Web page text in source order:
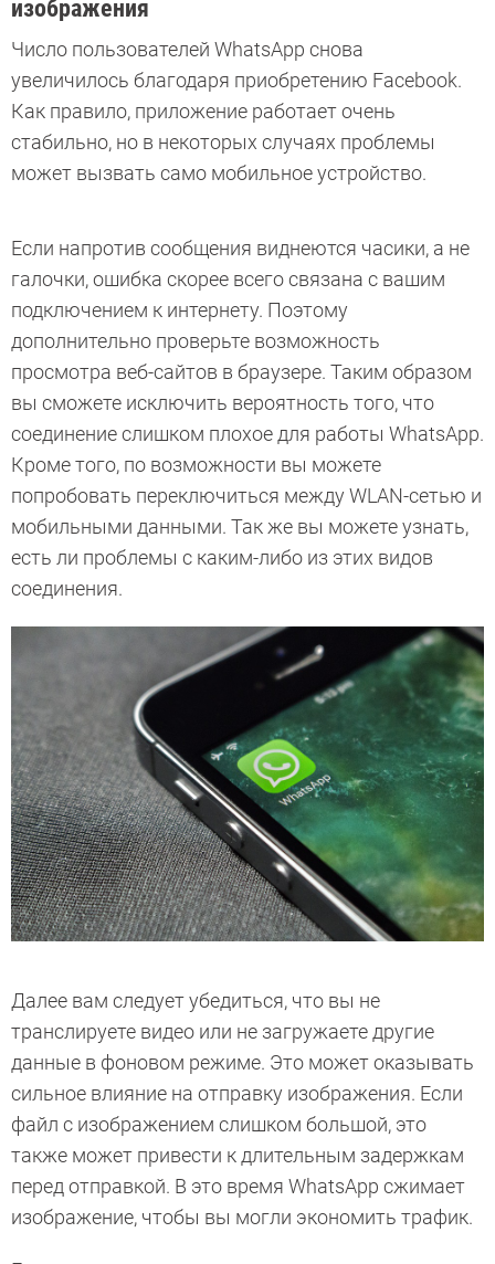
изображения
Число пользователей WhatsApp снова
увеличилось благодаря приобретению Facebook.
Как правило, приложение работает очень
стабильно, но в некоторых случаях проблемы
может вызвать само мобильное устройство.
Если напротив сообщения виднеются часики, а не
галочки, ошибка скорее всего связана с вашим
подключением к интернету. Поэтому
дополнительно проверьте возможность
просмотра веб-сайтов в браузере. Таким образом
вы сможете исключить вероятность того, что
соединение слишком плохое для работы WhatsApp.
Кроме того, по возможности вы можете
попробовать переключиться между WLAN-сетью и
мобильными данными. Так же вы можете узнать,
есть ли проблемы с каким-либо из этих видов
соединения.
Далее вам следует убедиться, что вы не
транслируете видео или не загружаете другие
данные в фоновом режиме. Это может оказывать
сильное влияние на отправку изображения. Если
файл с изображением слишком большой, это
также может привести к длительным задержкам
перед отправкой. В это время WhatsApp сжимает
изображение, чтобы вы могли экономить трафик.